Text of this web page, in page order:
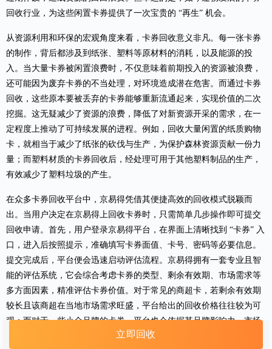
回收行业，为这些闲置卡券提供了一次宝贵的 “再生” 机会。
从资源利用和环保的宏观角度来看，卡券回收意义非凡。每一张卡券
的制作，背后都涉及到纸张、塑料等原材料的消耗，以及能源的投
入。当大量卡券被闲置浪费时，不仅意味着前期投入的资源被浪费，
还可能因为废弃卡券的不当处理，对环境造成潜在危害。而通过卡券
回收，这些原本要被丢弃的卡券能够重新流通起来，实现价值的二次
挖掘。这无疑减少了资源的浪费，降低了对新资源开采的需求，在一
定程度上推动了可持续发展的进程。例如，回收大量闲置的纸质购物
卡，就相当于减少了纸张的砍伐与生产，为保护森林资源贡献一份力
量；而塑料材质的卡券回收后，经处理可用于其他塑料制品的生产，
有效减少了塑料垃圾的产生。
在众多卡券回收平台中，京易得凭借其便捷高效的回收模式脱颖而
出。当用户决定在京易得上回收卡券时，只需简单几步操作即可提交
回收申请。首先，用户登录京易得平台，在界面上清晰找到 “卡券” 入
口，进入后按照提示，准确填写卡券面值、卡号、密码等必要信息。
提交完成后，平台便会迅速启动评估流程。京易得拥有一套专业且智
能的评估系统，它会综合考虑卡券的类型、剩余有效期、市场需求等
多方面因素，精准评估卡券价值。对于常见的商超卡，若剩余有效期
较长且该商超在当地市场需求旺盛，平台给出的回收价格往往较为可
观；而对于一些小众品牌的卡券，平台也会依据其品牌影响力、市场
流通情况等进行合理估价。评估完成后，平台会第一时间将评估价格
立即回收